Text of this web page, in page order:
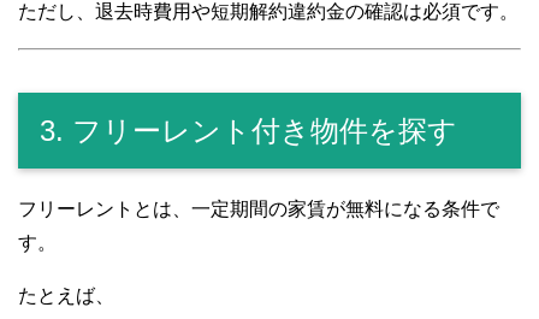
ただし、退去時費用や短期解約違約金の確認は必須です。
3. フリーレント付き物件を探す
フリーレントとは、一定期間の家賃が無料になる条件で
す。
たとえば、